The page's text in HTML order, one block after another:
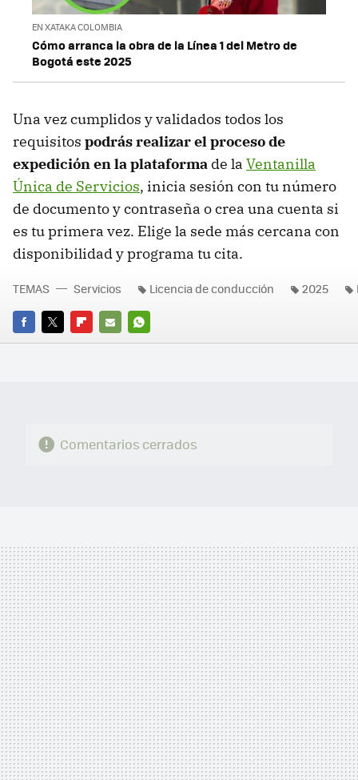
EN XATAKA COLOMBIA
Cómo arranca la obra de la Línea 1 del Metro de
Bogotá este 2025
Una vez cumplidos y validados todos los
requisitos podrás realizar el proceso de
expedición en la plataforma de la Ventanilla
Única de Servicios, inicia sesión con tu número
de documento y contraseña o crea una cuenta si
es tu primera vez. Elige la sede más cercana con
disponibilidad y programa tu cita.
FACEBOOK
TWITTERFLIPBOARD
E-
WHATSAPP
TEMAS Servicios Licencia de conducción 2025
Comentarios cerrados